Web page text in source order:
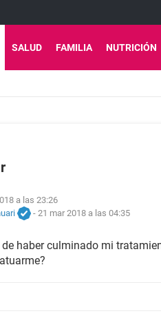
SALUD FAMILIA NUTRICIÓN
a las 23:26
- 21 mar 2018 a las 04:35
haber culminado mi